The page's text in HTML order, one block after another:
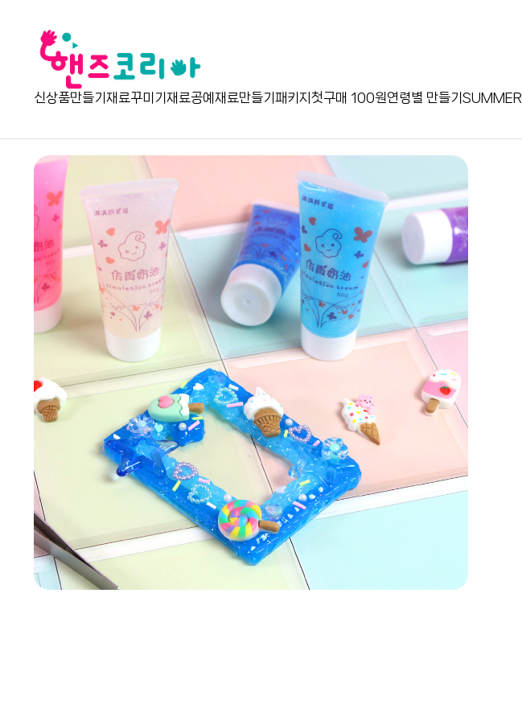
신상품만들기재료꾸미기재료공예재료만들기패키지 첫구매 100원연령별 만들기 SUMMER